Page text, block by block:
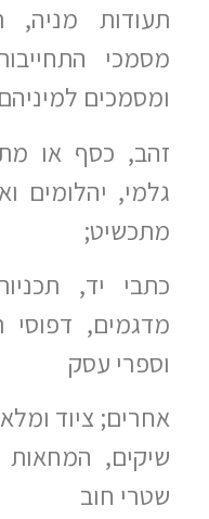
תעודות מניה,
מסמכי
ומסמכים
זהב, כסף או
גלמי, יהלומים
מתכשיט;
כתבי יד,
מדגמים, דפוסי
וספרי עסק
אחרים; ציוד
שיקים,
שטרי חוב